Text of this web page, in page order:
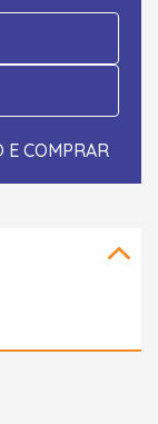
E COMPRAR